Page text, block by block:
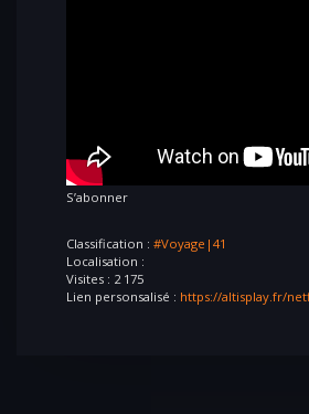
S’abonner
Classification : #Voyage|41
Localisation :
Visites : 2 175
Lien personsalisé : https://altisplay.fr/